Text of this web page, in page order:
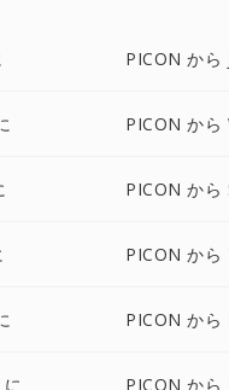
PICON から
PICON から
PICON から
PICON から
PICON から
PICON から